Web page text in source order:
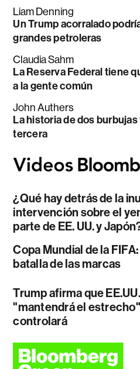
Liam Denning
Un Trump acorralado
grandes petroleras
Claudia Sahm
La Reserva Federal tiene
a la gente común
John Authers
La historia de dos
tercera
¿Qué hay detrás de la
intervención sobre el
parte de EE. UU. y
Copa Mundial de la
batalla de las marcas
Trump afirma que EE.UU.
"mantendrá el
controlará